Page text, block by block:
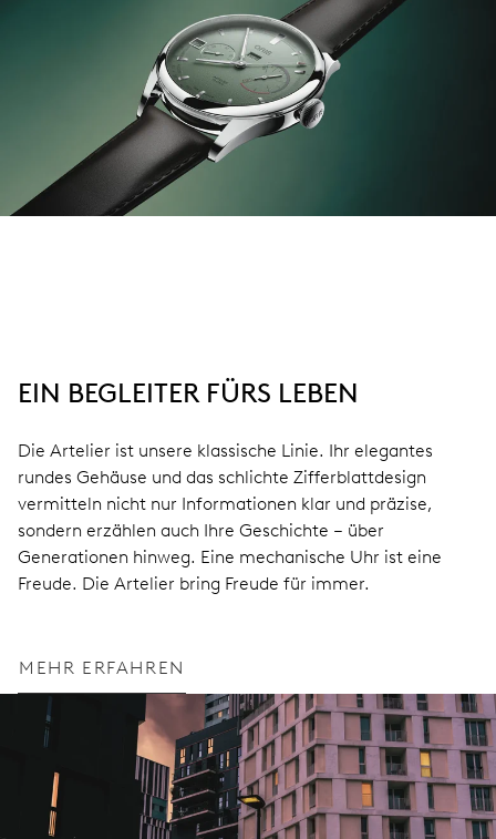
EIN BEGLEITER FÜRS LEBEN
Die Artelier ist unsere klassische Linie. Ihr elegantes
rundes Gehäuse und das schlichte Zifferblattdesign
vermitteln nicht nur Informationen klar und präzise,
sondern erzählen auch Ihre Geschichte – über
Generationen hinweg. Eine mechanische Uhr ist eine
Freude. Die Artelier bring Freude für immer.
MEHR ERFAHREN